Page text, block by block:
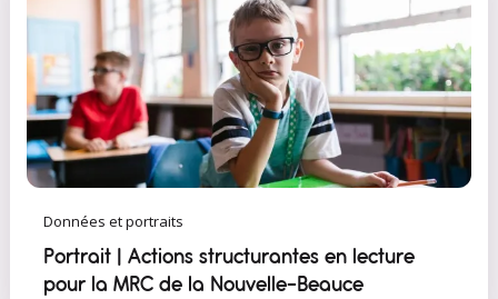
Données et portraits
Portrait | Actions structurantes en lecture
pour la MRC de la Nouvelle-Beauce